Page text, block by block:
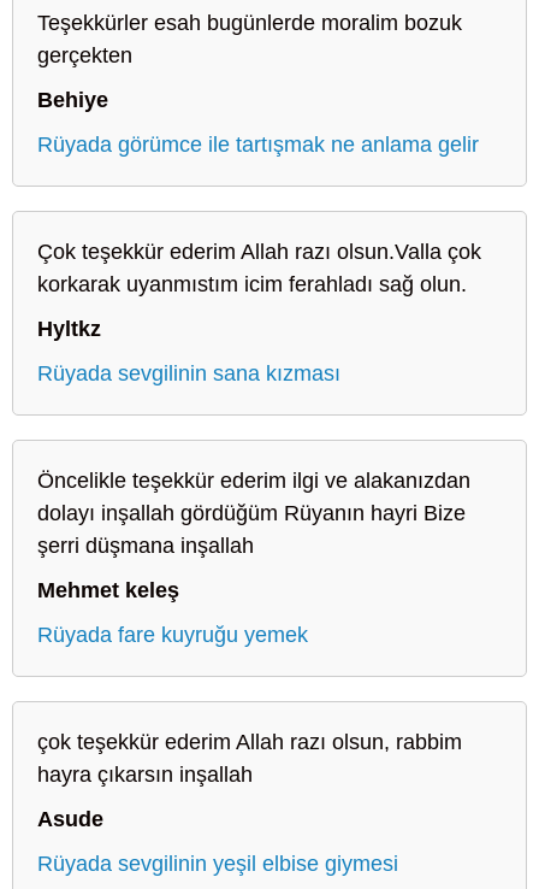
Teşekkürler esah bugünlerde moralim bozuk
gerçekten
Behiye
Rüyada görümce ile tartışmak ne anlama gelir
Çok teşekkür ederim Allah razı olsun.Valla çok
korkarak uyanmıstım icim ferahladı sağ olun.
Hyltkz
Rüyada sevgilinin sana kızması
Öncelikle teşekkür ederim ilgi ve alakanızdan
dolayı inşallah gördüğüm Rüyanın hayri Bize
şerri düşmana inşallah
Mehmet keleş
Rüyada fare kuyruğu yemek
çok teşekkür ederim Allah razı olsun, rabbim
hayra çıkarsın inşallah
Asude
Rüyada sevgilinin yeşil elbise giymesi